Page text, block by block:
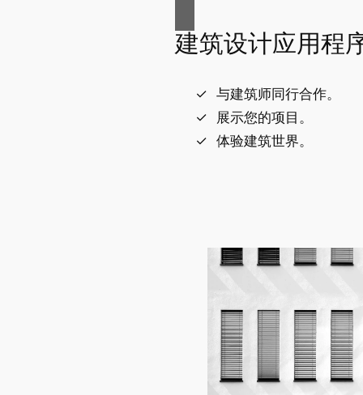
建筑设计应用程
与建筑师同行合作。
展示您的项目。
体验建筑世界。